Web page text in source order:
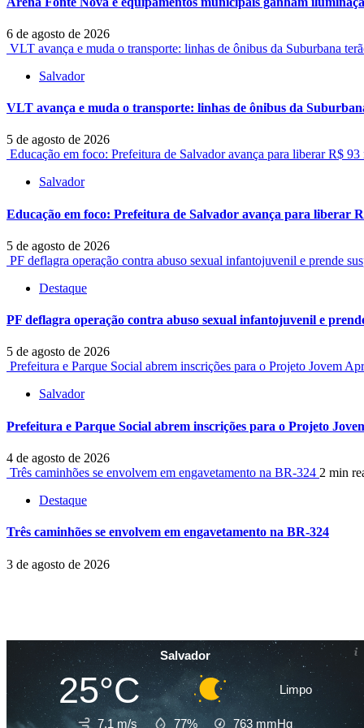
6 de agosto de 2026
VLT avança e muda o transporte: linhas de ônibus da Suburbana
Salvador
VLT avança e muda o transporte: linhas de ônibus da
5 de agosto de 2026
Educação em foco: Prefeitura de Salvador avança para liberar R$
Salvador
Educação em foco: Prefeitura de Salvador avança para liberar
5 de agosto de 2026
PF deflagra operação contra abuso sexual infantojuvenil e prende
Destaque
PF deflagra operação contra abuso sexual infantojuvenil e
5 de agosto de 2026
Prefeitura e Parque Social abrem inscrições para o Projeto Jovem
Salvador
Prefeitura e Parque Social abrem inscrições para o Projeto
4 de agosto de 2026
Três caminhões se envolvem em engavetamento na BR-324 2 min
Destaque
Três caminhões se envolvem em engavetamento na BR-324
3 de agosto de 2026
Salvador
25°C Limpo
7.1 m/s 77% 763 mmHg